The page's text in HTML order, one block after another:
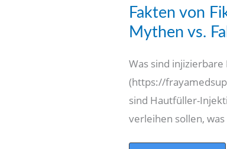
Fakten von
Mythen vs.
Was sind
(https://
sind Hautfüller-
verleihen sollen,
Fakten
von
Fiktionen
trennen:
Fakten
Hautfüller